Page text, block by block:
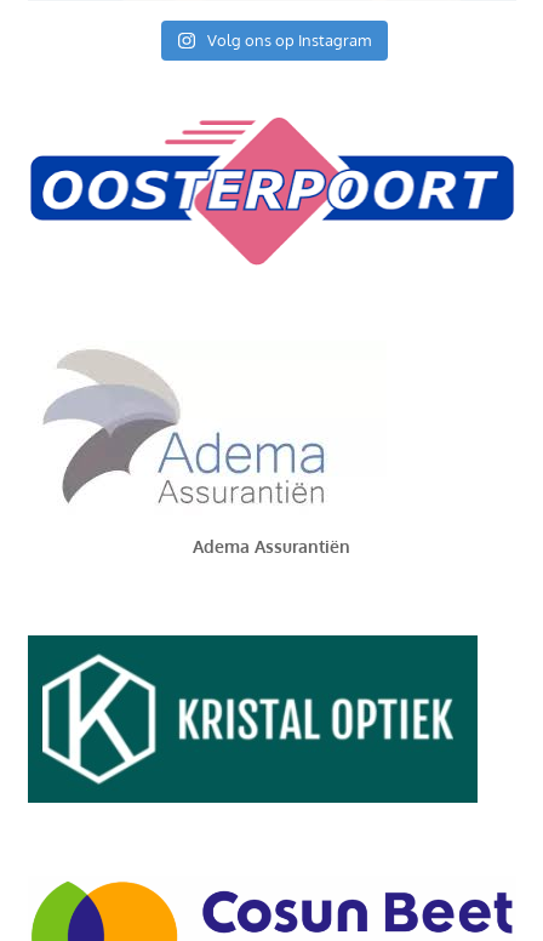
Volg ons op Instagram
Adema Assurantiën